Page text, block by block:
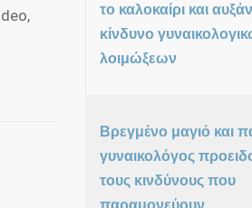
το καλοκαίρι και
κίνδυνο
λοιμώξεων
Βρεγμένο μαγιό και
γυναικολόγος
τους κινδύνους που
παραμονεύουν